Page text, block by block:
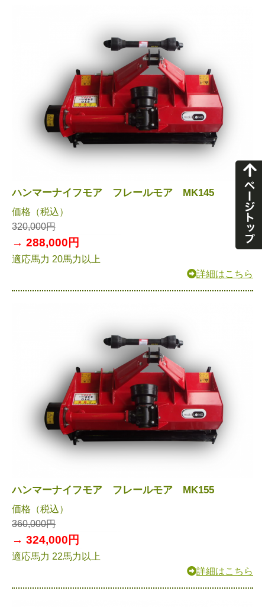
ハンマーナイフモア フレールモア MK145
価格（税込）
320,000円
→ 288,000円
適応馬力 20馬力以上
詳細はこちら
ハンマーナイフモア フレールモア MK155
価格（税込）
360,000円
→ 324,000円
適応馬力 22馬力以上
詳細はこちら